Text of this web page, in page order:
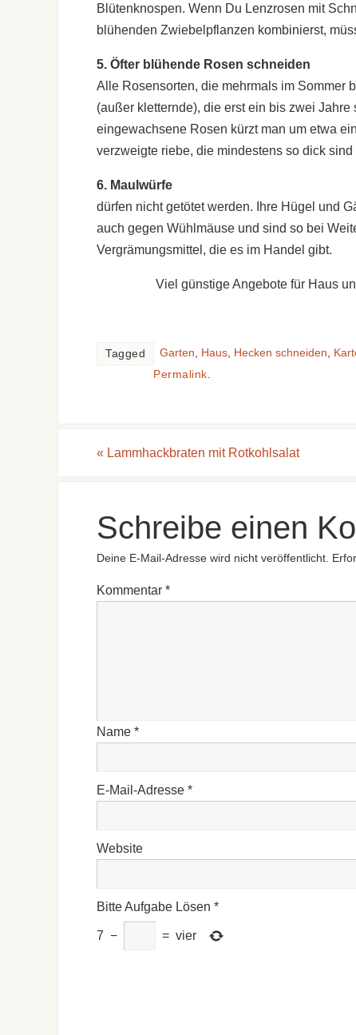
Blütenknospen. Wenn Du Lenzrosen mit
blühenden Zwiebelpflanzen kombinierst,
5. Öfter blühende Rosen schneiden
Alle Rosensorten, die mehrmals im Sommer
(außer kletternde), die erst ein bis zwei
eingewachsene Rosen kürzt man um etwa
verzweigte riebe, die mindestens so dick
6. Maulwürfe
dürfen nicht getötet werden. Ihre Hügel und
auch gegen Wühlmäuse und sind so bei
Vergrämungsmittel, die es im Handel gibt.
Viel günstige Angebote für Haus
Tagged Garten Haus Hecken schneiden
Permalink
« Lammhackbraten mit Rotkohlsalat
Schreibe einen
Deine E-Mail-Adresse wird nicht veröffentlicht.
Kommentar *
Name *
E-Mail-Adresse *
Website
Bitte Aufgabe Lösen *
7 − = vier